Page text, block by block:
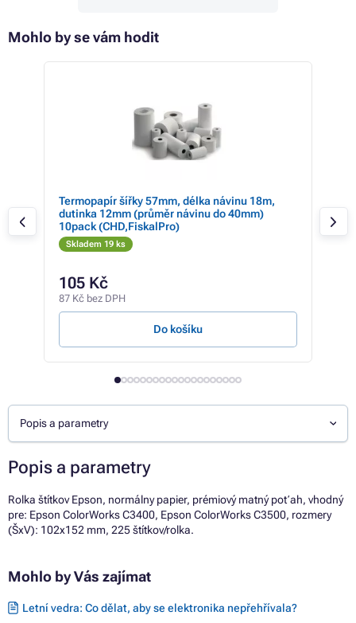
Mohlo by se vám hodit
Termopapír šířky 57mm, délka návinu 18m,
dutinka 12mm (průměr návinu do 40mm)
10pack (CHD,FiskalPro)
Skladem 19 ks
105 Kč
87 Kč bez DPH
Do košíku
Popis a parametry
Popis a parametry
Rolka štítkov Epson, normálny papier, prémiový matný poťah, vhodný
pre: Epson ColorWorks C3400, Epson ColorWorks C3500, rozmery
(ŠxV): 102x152 mm, 225 štítkov/rolka.
Mohlo by Vás zajímat
Letní vedra: Co dělat, aby se elektronika nepřehřívala?